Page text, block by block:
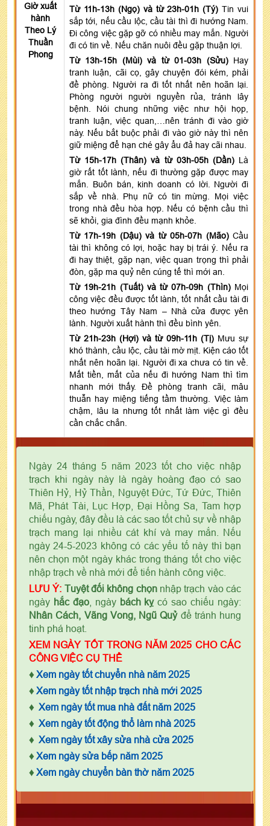
Giờ xuất
hành
Theo Lý
Thuần
Phong
Từ 11h-13h (Ngọ) và từ 23h-01h (Tý) Tin vui
sắp tới, nếu cầu lộc, cầu tài thì đi hướng Nam.
Đi công việc gặp gỡ có nhiều may mắn. Người
đi có tin về. Nếu chăn nuôi đều gặp thuận lợi.
Từ 13h-15h (Mùi) và từ 01-03h (Sửu) Hay
tranh luận, cãi cọ, gây chuyện đói kém, phải
đề phòng. Người ra đi tốt nhất nên hoãn lại.
Phòng người người nguyền rủa, tránh lây
bệnh. Nói chung những việc như hội họp,
tranh luận, việc quan,…nên tránh đi vào giờ
này. Nếu bắt buộc phải đi vào giờ này thì nên
giữ miệng để hạn ché gây ẩu đả hay cãi nhau.
Từ 15h-17h (Thân) và từ 03h-05h (Dần) Là
giờ rất tốt lành, nếu đi thường gặp được may
mắn. Buôn bán, kinh doanh có lời. Người đi
sắp về nhà. Phụ nữ có tin mừng. Mọi việc
trong nhà đều hòa hợp. Nếu có bệnh cầu thì
sẽ khỏi, gia đình đều mạnh khỏe.
Từ 17h-19h (Dậu) và từ 05h-07h (Mão) Cầu
tài thì không có lợi, hoặc hay bị trái ý. Nếu ra
đi hay thiệt, gặp nạn, việc quan trọng thì phải
đòn, gặp ma quỷ nên cúng tế thì mới an.
Từ 19h-21h (Tuất) và từ 07h-09h (Thìn) Mọi
công việc đều được tốt lành, tốt nhất cầu tài đi
theo hướng Tây Nam – Nhà cửa được yên
lành. Người xuất hành thì đều bình yên.
Từ 21h-23h (Hợi) và từ 09h-11h (Tị) Mưu sự
khó thành, cầu lộc, cầu tài mờ mịt. Kiện cáo tốt
nhất nên hoãn lại. Người đi xa chưa có tin về.
Mất tiền, mất của nếu đi hướng Nam thì tìm
nhanh mới thấy. Đề phòng tranh cãi, mâu
thuẫn hay miệng tiếng tầm thường. Việc làm
chậm, lâu la nhưng tốt nhất làm việc gì đều
cần chắc chắn.
Ngày 24 tháng 5 năm 2023 tốt cho việc nhập
trạch khi ngày này là ngày hoàng đạo có sao
Thiên Hỷ, Hỷ Thần, Nguyệt Đức, Tứ Đức, Thiên
Mã, Phát Tài, Lục Hợp, Đại Hồng Sa, Tam hợp
chiếu ngày, đây đều là các sao tốt chủ sự về nhập
trạch mang lại nhiều cát khí và may mắn. Nếu
ngày 24-5-2023 không có các yếu tố này thì bạn
nên chọn một ngày khác trong tháng tốt cho việc
nhập trạch về nhà mới để tiến hành công việc.
LƯU Ý: Tuyệt đối không chọnnhập trạch vào các
ngày hắc đạo, ngày bách kỵcó sao chiếu ngày:
Nhân Cách, Vãng Vong, Ngũ Quỷđể tránh hung
tinh phá hoạt.
XEM NGÀY TỐT TRONG NĂM 2025 CHO CÁC
CÔNG VIỆC CỤ THỂ
♦ Xem ngày tốt chuyển nhà năm 2025
♦ Xem ngày tốt nhập trạch nhà mới 2025
♦ Xem ngày tốt mua nhà đất năm 2025
♦ Xem ngày tốt động thổ làm nhà 2025
♦ Xem ngày tốt xây sửa nhà cửa 2025
♦ Xem ngày sửa bếp năm 2025
♦ Xem ngày chuyển bàn thờ năm 2025